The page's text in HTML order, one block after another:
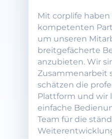
wir einen
gefunden,
mit der
zufrieden,
die
Danke an das
und die